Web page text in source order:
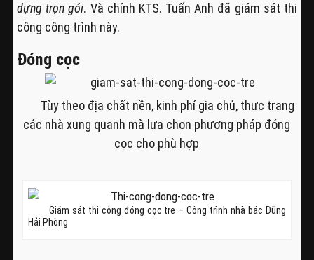
dựng trọn gói. Và chính KTS. Tuấn Anh đã giám sát thi
công công trình này.
Đóng cọc
Tùy theo địa chất nền, kinh phí gia chủ, thực trạng
các nhà xung quanh mà lựa chọn phương pháp đóng
cọc cho phù hợp
Giám sát thi công đóng cọc tre – Công trình nhà bác Dũng
Hải Phòng